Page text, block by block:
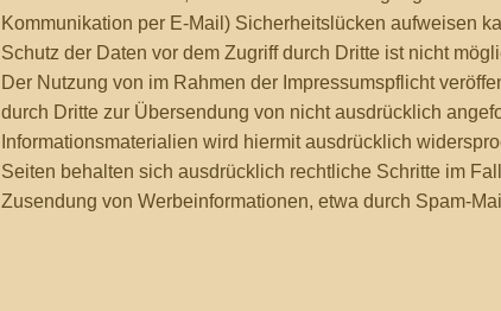
Kommunikation per E-Mail) Sicherheitslücken aufweisen
Schutz der Daten vor dem Zugriff durch Dritte ist nicht
Der Nutzung von im Rahmen der Impressumspflicht
durch Dritte zur Übersendung von nicht ausdrücklich
Informationsmaterialien wird hiermit ausdrücklich
Seiten behalten sich ausdrücklich rechtliche Schritte im
Zusendung von Werbeinformationen, etwa durch Spam-